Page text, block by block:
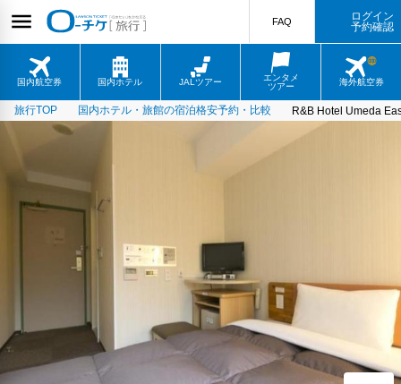
国内航空券 国内ホテル JALツアー
エンタメ
ツアー
海外航空券
FAQ
ログイン
予約確認
旅行TOP 国内ホテル・旅館の宿泊格安予約・比較 R&B Hotel Umeda